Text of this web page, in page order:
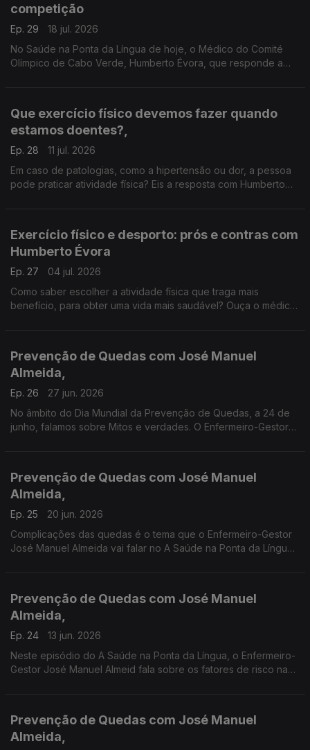
competição
Ep. 29
18 jul. 2026
No Saúde na Ponta da Língua de hoje, o Médico do Comité
Olímpico de Cabo Verde, Humberto Évora, que responde a
Que exercício físico devemos fazer quando
estamos doentes?,
Ep. 28
11 jul. 2026
Em caso de patologias, como a hipertensão ou dor, a pessoa
pode praticar atividade física? Eis a resposta com Humberto
Exercício físico e desporto: prós e contras com
Humberto Évora
Ep. 27
04 jul. 2026
Como saber escolher a atividade física que traga mais
benefício, para obter uma vida mais saudável? Ouça o médico
Prevenção de Quedas com José Manuel
Almeida,
Ep. 26
27 jun. 2026
No âmbito do Dia Mundial da Prevenção de Quedas, a 24 de
junho, falamos sobre Mitos e verdades. O Enfermeiro-Gestor
Prevenção de Quedas com José Manuel
Almeida,
Ep. 25
20 jun. 2026
Complicações das quedas é o tema que o Enfermeiro-Gestor
José Manuel Almeida vai falar no A Saúde na Ponta da Língua,
Prevenção de Quedas com José Manuel
Almeida,
Ep. 24
13 jun. 2026
Neste episódio do A Saúde na Ponta da Língua, o Enfermeiro-
Gestor José Manuel Almeid fala sobre os fatores de risco nas
Prevenção de Quedas com José Manuel
Almeida,